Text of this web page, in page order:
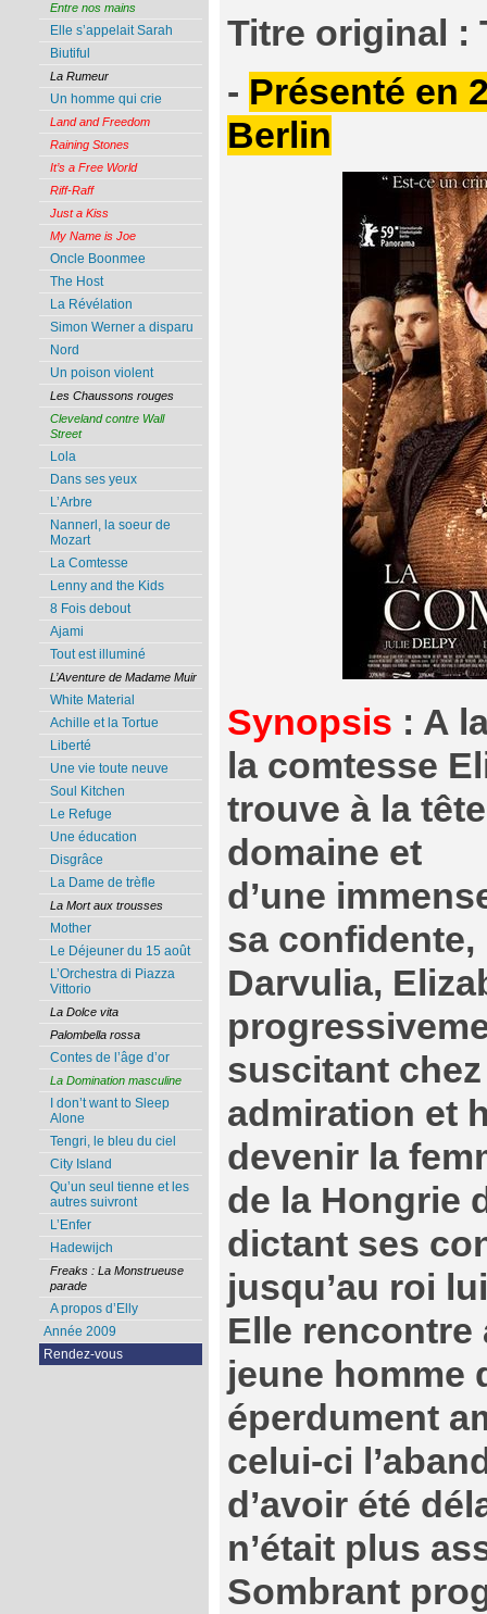
Titre original :
- Présenté en
Berlin
Synopsis : A
la comtesse
trouve à la
domaine et
d’une
sa
Darvulia,
suscitant
admiration et
devenir la
de la Hongrie
dictant ses
jusqu’au roi
Elle
jeune homme
éperdument
celui-ci
d’avoir été
n’était plus
Sombrant
Entre nos mains
Elle s’appelait Sarah
Biutiful
La Rumeur
Un homme qui crie
Land and Freedom
Raining Stones
It’s a Free World
Riff-Raff
Just a Kiss
My Name is Joe
Oncle Boonmee
The Host
La Révélation
Simon Werner a disparu
Nord
Un poison violent
Les Chaussons rouges
Cleveland contre Wall
Street
Lola
Dans ses yeux
L’Arbre
Nannerl, la soeur de
Mozart
La Comtesse
Lenny and the Kids
8 Fois debout
Ajami
Tout est illuminé
L’Aventure de Madame Muir
White Material
Achille et la Tortue
Liberté
Une vie toute neuve
Soul Kitchen
Le Refuge
Une éducation
Disgrâce
La Dame de trèfle
La Mort aux trousses
Mother
Le Déjeuner du 15 août
L’Orchestra di Piazza
Vittorio
La Dolce vita
Palombella rossa
Contes de l’âge d’or
La Domination masculine
I don’t want to Sleep
Alone
Tengri, le bleu du ciel
City Island
Qu’un seul tienne et les
autres suivront
L’Enfer
Hadewijch
Freaks : La Monstrueuse
parade
A propos d’Elly
Année 2009
Rendez-vous